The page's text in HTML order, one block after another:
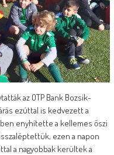
az OTP Bank Bozsik-
ezúttal is kedvezett a
enyhítette a kellemes őszi
ezen a napon
a nagyobbak kerültek a